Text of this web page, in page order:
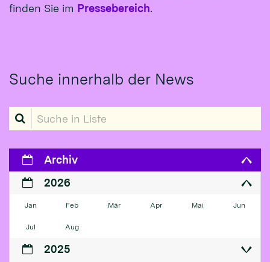
finden Sie im Pressebereich.
Suche innerhalb der News
Suche in Liste
Archiv
2026
Jan Feb Mär Apr Mai Jun
Jul Aug
2025